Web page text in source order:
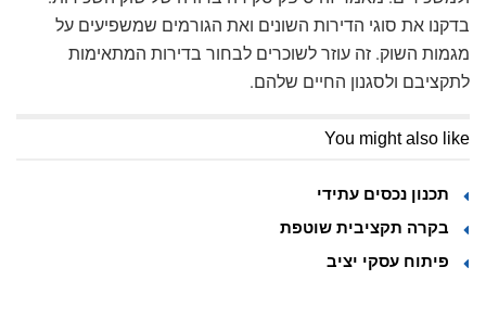
בדקנו את סוגי הדירות השונים ואת הגורמים שמשפיעים על
מגמות השוק. זה עוזר לשוכרים לבחור בדירות המתאימות
לתקציבם ולסגנון החיים שלהם.
You might also like
תכנון נכסים עתידי
בקרה תקציבית שוטפת
פיתוח עסקי יציב